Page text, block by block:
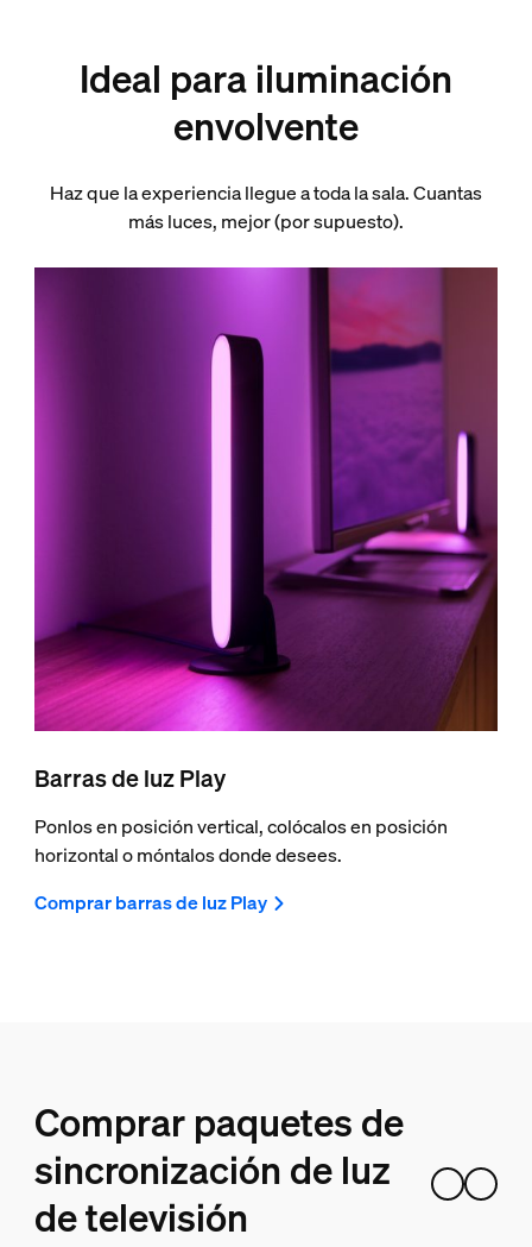
Ideal para iluminación
envolvente
Haz que la experiencia llegue a toda la sala. Cuantas
más luces, mejor (por supuesto).
Barras de luz Play
Ponlos en posición vertical, colócalos en posición
horizontal o móntalos donde desees.
Comprar barras de luz Play
Comprar paquetes de
sincronización de luz
de televisión